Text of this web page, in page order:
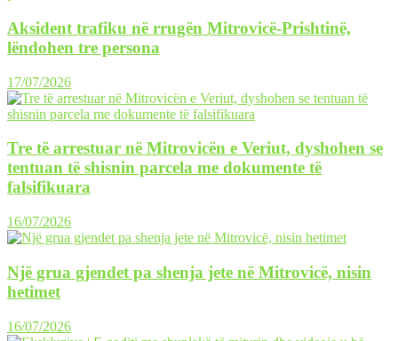
Aksident trafiku në rrugën Mitrovicë-Prishtinë,
lëndohen tre persona
17/07/2026
Tre të arrestuar në Mitrovicën e Veriut, dyshohen se
tentuan të shisnin parcela me dokumente të
falsifikuara
16/07/2026
Një grua gjendet pa shenja jete në Mitrovicë, nisin
hetimet
16/07/2026